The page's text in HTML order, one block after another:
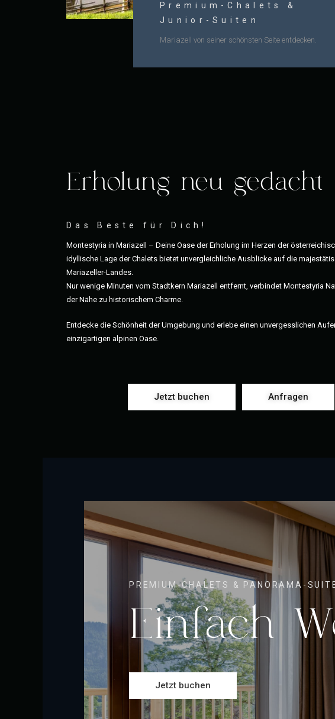
Premium-Chalets &
Junior-Suiten
Mariazell von seiner schönsten Seite entdecken.
Erholung neu gedacht
Das Beste für Dich!
Montestyria in Mariazell – Deine Oase der Erholung im Herzen der
idyllische Lage der Chalets bietet unvergleichliche Ausblicke auf die
Mariazeller-Landes.
Nur wenige Minuten vom Stadtkern Mariazell entfernt, verbindet Montestyria
der Nähe zu historischem Charme.
Entdecke die Schönheit der Umgebung und erlebe einen unvergesslichen
einzigartigen alpinen Oase.
Jetzt buchen Anfragen
PREMIUM-CHALETS & PANORAMA-
Einfach
Jetzt buchen